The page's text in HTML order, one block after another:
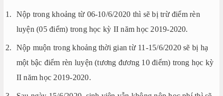
Nộp trong khoảng từ 06-10/6/2020 thì sẽ bị trừ điểm rèn
luyện (05 điểm) trong học kỳ II năm học 2019-2020.
Nộp muộn trong khoảng thời gian từ 11-15/6/2020 sẽ bị hạ
một bậc điểm rèn luyện (tương đương 10 điểm) trong học kỳ
II năm học 2019-2020.